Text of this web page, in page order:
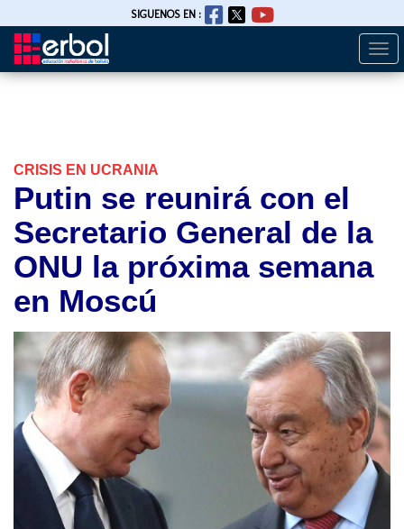
Pasar
SIGUENOS EN :
CRISIS EN UCRANIA
Putin se reunirá con el
Secretario General de la
ONU la próxima semana
en Moscú